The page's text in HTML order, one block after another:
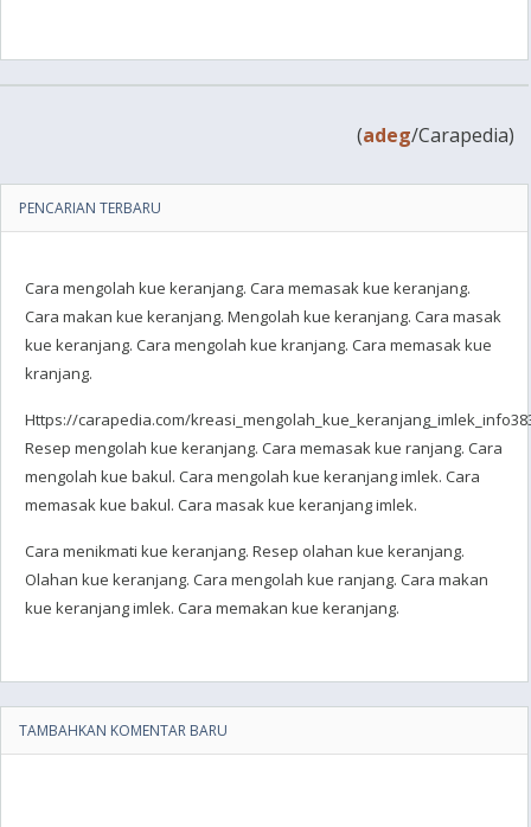
(adeg/Carapedia)
PENCARIAN TERBARU
Cara mengolah kue keranjang. Cara memasak kue keranjang.
Cara makan kue keranjang. Mengolah kue keranjang. Cara masak
kue keranjang. Cara mengolah kue kranjang. Cara memasak kue
kranjang.
Https://carapedia.com/
Resep mengolah kue keranjang. Cara memasak kue ranjang. Cara
mengolah kue bakul. Cara mengolah kue keranjang imlek. Cara
memasak kue bakul. Cara masak kue keranjang imlek.
Cara menikmati kue keranjang. Resep olahan kue keranjang.
Olahan kue keranjang. Cara mengolah kue ranjang. Cara makan
kue keranjang imlek. Cara memakan kue keranjang.
TAMBAHKAN KOMENTAR BARU